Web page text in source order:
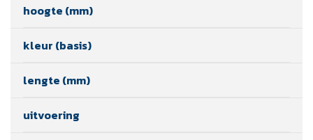
hoogte (mm)
kleur (basis)
lengte (mm)
uitvoering